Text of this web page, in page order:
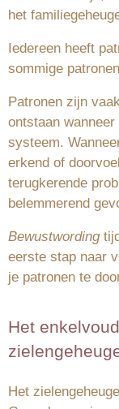
het
Iedereen heeft
sommige
Patronen zijn
ontstaan
systeem.
erkend of
terugkerende
belemmerend
Bewustwording
eerste stap naar
je patronen te
Het
Het